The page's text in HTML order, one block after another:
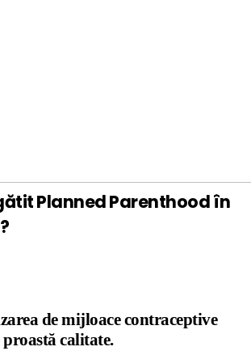
Planned Parenthood în
de mijloace contraceptive
calitate.